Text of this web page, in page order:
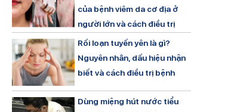
của bệnh viêm da cơ địa ở
người lớn và cách điều trị
Rối loạn tuyến yên là gì?
Nguyên nhân, dấu hiệu nhận
biết và cách điều trị bệnh
Dùng miệng hút nước tiểu